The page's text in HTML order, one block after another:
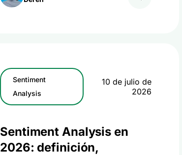
Sentiment
Analysis
10 de julio de
2026
Sentiment Analysis en
2026: definición,